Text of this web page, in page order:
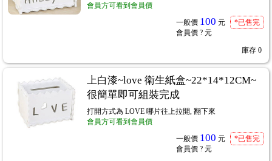
會員方可看到會員價
一般價 100 元
會員價 ? 元
*已售完
庫存 0
上白漆~love 衛生紙盒~22*14*12CM~
很簡單即可組裝完成
打開方式為 LOVE 哪片往上拉開, 翻下來
會員方可看到會員價
一般價 100 元
會員價 ? 元
*已售完